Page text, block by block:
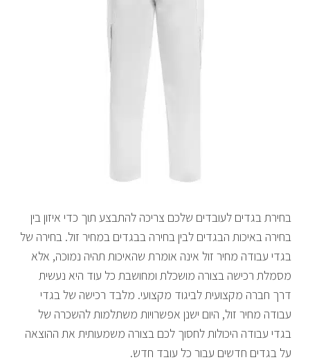
בחירת בגדים לעובדים שלכם צריכה להתבצע תוך כדי איזון בין
בחירה באיכות הבגדים לבין בחירה בבגדים במחיר זול. בחירה של
בגדי עבודה מחיר זול אינה אומרת שהאיכות תהיה נמוכה, אלא
מסמלת רכישה בצורה מושכלת ומחושבת כל עוד היא נעשית
דרך חברה מקצועית לביגוד מקצועי. מלבד רכישה של בגדי
עבודה מחיר זול, היום ישנן אפשרויות משתלמות להשכרה של
בגדי עבודה היכולות לחסוך לכם בצורה משמעותית את ההוצאה
על בגדים חדשים עבור כל עובד חדש.